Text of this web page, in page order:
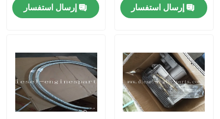
أشرطة فيديو
عرض الواقع الافتراضي
إرسال استفسار
إرسال استفسار